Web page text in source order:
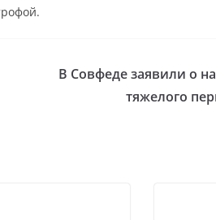
В Совфеде заявили о
тяжелого